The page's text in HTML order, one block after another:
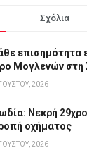
Σχόλια
επισημότητα
Μογλενών
2026
Νεκρή
οχήματος
2026